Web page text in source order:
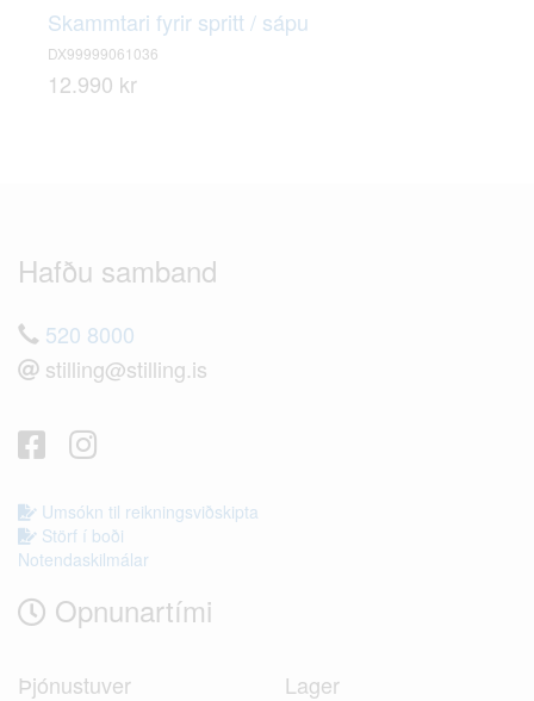
Skammtari fyrir spritt / sápu
DX99999061036
12.990 kr
Hafðu samband
520 8000
stilling@stilling.is
Umsókn til reikningsviðskipta
Störf í boði
Notendaskilmálar
Opnunartími
Þjónustuver Lager